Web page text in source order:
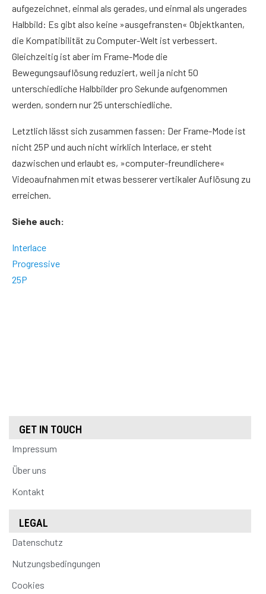
aufgezeichnet, einmal als gerades, und einmal als ungerades
Halbbild: Es gibt also keine »ausgefransten« Objektkanten,
die Kompatibilität zu Computer-Welt ist verbessert.
Gleichzeitig ist aber im Frame-Mode die
Bewegungsauflösung reduziert, weil ja nicht 50
unterschiedliche Halbbilder pro Sekunde aufgenommen
werden, sondern nur 25 unterschiedliche.
Letztlich lässt sich zusammen fassen: Der Frame-Mode ist
nicht 25P und auch nicht wirklich Interlace, er steht
dazwischen und erlaubt es, »computer-freundlichere«
Videoaufnahmen mit etwas besserer vertikaler Auflösung zu
erreichen.
Siehe auch:
Interlace
Progressive
25P
GET IN TOUCH
Impressum
Über uns
Kontakt
LEGAL
Datenschutz
Nutzungsbedingungen
Cookies